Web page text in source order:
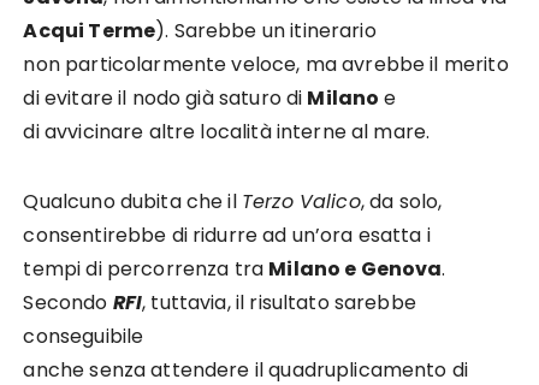
Acqui Terme). Sarebbe un itinerario
non particolarmente veloce, ma avrebbe il merito
di evitare il nodo già saturo di Milano e
di avvicinare altre località interne al mare.
Qualcuno dubita che il Terzo Valico, da solo,
consentirebbe di ridurre ad un’ora esatta i
tempi di percorrenza tra Milano e Genova.
Secondo RFI, tuttavia, il risultato sarebbe
conseguibile
anche senza attendere il quadruplicamento di